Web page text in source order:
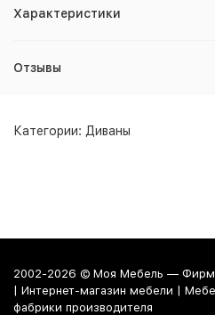
Характеристики
Отзывы
Категории: Диваны
2002-2026 © Моя Мебель —
| Интернет-магазин мебели |
фабрики производителя